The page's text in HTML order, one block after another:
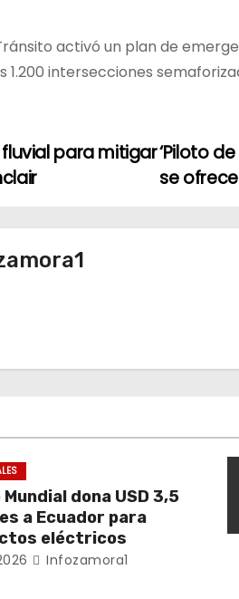
activó un plan de
intersecciones
‘Piloto
se
para mitigar
Mundial dona USD 3,5
a Ecuador para
eléctricos
Infozamora1